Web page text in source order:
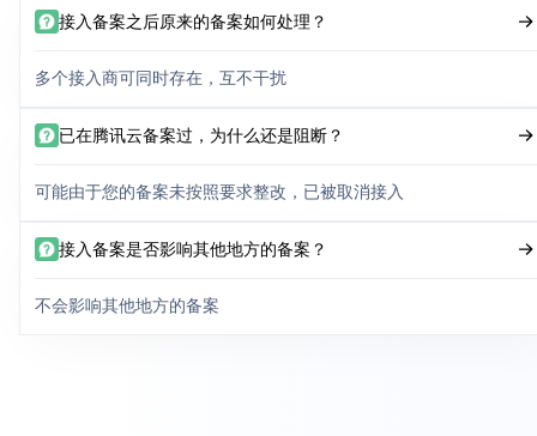
接入备案之后原来的备案如何处理？
多个接入商可同时存在，互不干扰
已在腾讯云备案过，为什么还是阻断？
可能由于您的备案未按照要求整改，已被取消接入
接入备案是否影响其他地方的备案？
不会影响其他地方的备案